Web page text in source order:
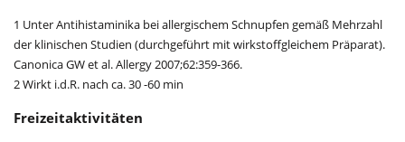
1 Unter Antihistaminika bei allergischem Schnupfen gemäß Mehrzahl
der klinischen Studien (durchgeführt mit wirkstoffgleichem Präparat).
Canonica GW et al. Allergy 2007;62:359-366.
2 Wirkt i.d.R. nach ca. 30 -60 min
Freizeitaktivitäten